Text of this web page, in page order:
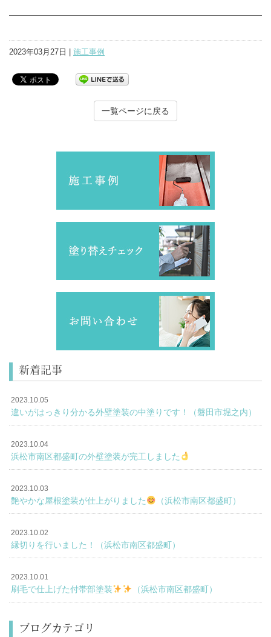
2023年03月27日 | 施工事例
一覧ページに戻る
新着記事
2023.10.05
違いがはっきり分かる外壁塗装の中塗りです！（磐田市堀之内）
2023.10.04
浜松市南区都盛町の外壁塗装が完工しました
2023.10.03
艶やかな屋根塗装が仕上がりました （浜松市南区都盛町）
2023.10.02
縁切りを行いました！（浜松市南区都盛町）
2023.10.01
刷毛で仕上げた付帯部塗装 （浜松市南区都盛町）
ブログカテゴリ